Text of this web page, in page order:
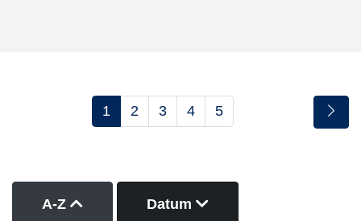
1 2 3 4 5
A-Z Kurse nach Titel aufsteigend sortieren
Datum Kurse nach Datum